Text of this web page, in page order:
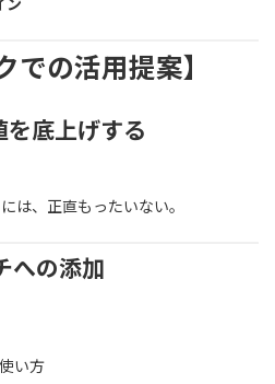
ン
での活用提案】
を底上げする
は、正直もったいない。
への添加
い方